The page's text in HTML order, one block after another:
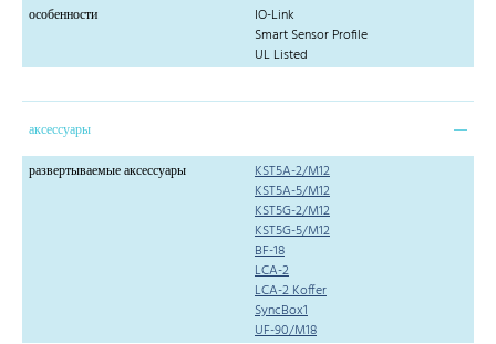
особенности
IO-Link
Smart Sensor Profile
UL Listed
аксессуары
развертываемые аксессуары
KST5A-2/M12
KST5A-5/M12
KST5G-2/M12
KST5G-5/M12
BF-18
LCA-2
LCA-2 Koffer
SyncBox1
UF-90/M18